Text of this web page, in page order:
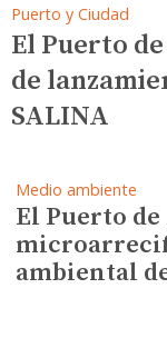
Puerto y Ciudad
El Puerto
de
SALINA
Medio ambiente
El Puerto
ambiental